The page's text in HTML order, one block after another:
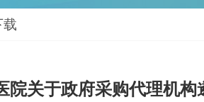
载
院关于政府采购代理机构